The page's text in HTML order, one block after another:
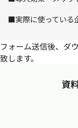
■実際に使っている
フォーム送信後、ダ
致します。
資